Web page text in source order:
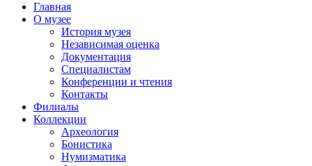
Главная
О музее
История музея
Независимая оценка
Документация
Специалистам
Конференции и чтения
Контакты
Филиалы
Коллекции
Археология
Бонистика
Нумизматика